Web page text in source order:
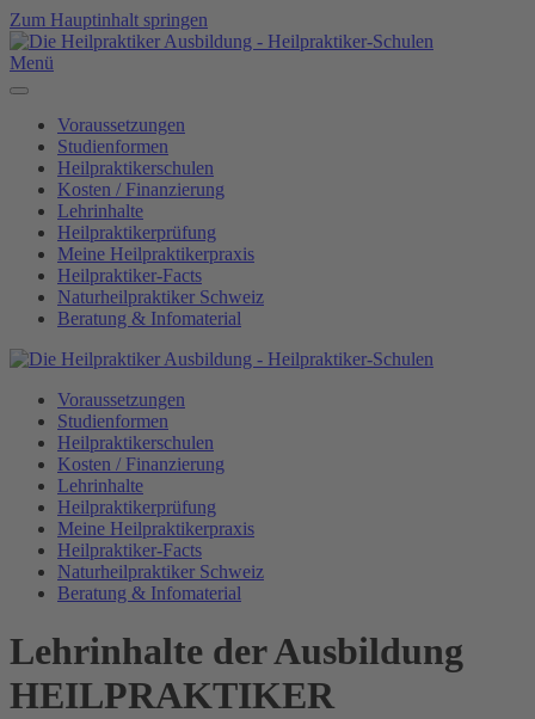
Zum Hauptinhalt springen
Menü
Voraussetzungen
Studienformen
Heilpraktikerschulen
Kosten / Finanzierung
Lehrinhalte
Heilpraktikerprüfung
Meine Heilpraktikerpraxis
Heilpraktiker-Facts
Naturheilpraktiker Schweiz
Beratung & Infomaterial
Voraussetzungen
Studienformen
Heilpraktikerschulen
Kosten / Finanzierung
Lehrinhalte
Heilpraktikerprüfung
Meine Heilpraktikerpraxis
Heilpraktiker-Facts
Naturheilpraktiker Schweiz
Beratung & Infomaterial
Lehrinhalte der Ausbildung
HEILPRAKTIKER